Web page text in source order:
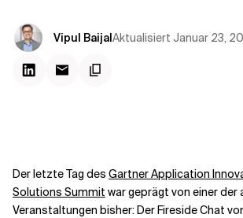
Vipul BaijalAktualisiert Januar 23,
Der letzte Tag des Gartner Application
Solutions Summit war geprägt von einer
Veranstaltungen bisher: Der Fireside Chat